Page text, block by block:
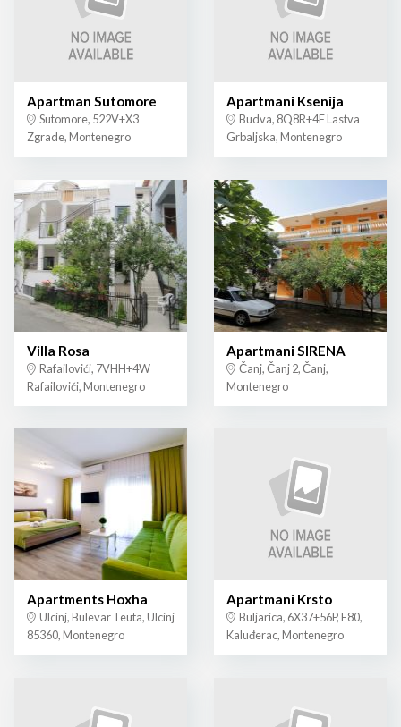
Apartman Sutomore
Sutomore, 522V+X3
Zgrade, Montenegro
Apartmani Ksenija
Budva, 8Q8R+4F Lastva
Grbaljska, Montenegro
Villa Rosa
Rafailovići, 7VHH+4W
Rafailovići, Montenegro
Apartmani SIRENA
Čanj, Čanj 2, Čanj,
Montenegro
Apartments Hoxha
Ulcinj, Bulevar Teuta, Ulcinj
85360, Montenegro
Apartmani Krsto
Buljarica, 6X37+56P, E80,
Kaluđerac, Montenegro